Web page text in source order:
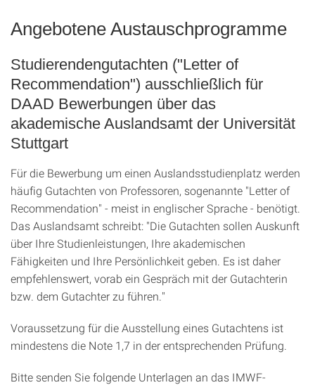
Angebotene Austauschprogramme
Studierendengutachten ("Letter of
Recommendation") ausschließlich für
DAAD Bewerbungen über das
akademische Auslandsamt der Universität
Stuttgart
Für die Bewerbung um einen Auslandsstudienplatz werden
häufig Gutachten von Professoren, sogenannte "Letter of
Recommendation" - meist in englischer Sprache - benötigt.
Das Auslandsamt schreibt: "Die Gutachten sollen Auskunft
über Ihre Studienleistungen, Ihre akademischen
Fähigkeiten und Ihre Persönlichkeit geben. Es ist daher
empfehlenswert, vorab ein Gespräch mit der Gutachterin
bzw. dem Gutachter zu führen."
Voraussetzung für die Ausstellung eines Gutachtens ist
mindestens die Note 1,7 in der entsprechenden Prüfung.
Bitte senden Sie folgende Unterlagen an das IMWF-